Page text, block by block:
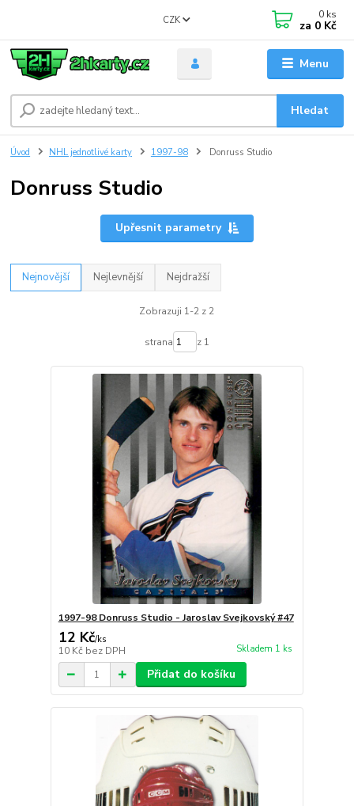
Menu
CZK
Hledat
0 ks
za 0 Kč
Úvod NHL jednotlivé karty 1997-98 Donruss Studio
Donruss Studio
Upřesnit parametry
Nejnovější Nejlevnější Nejdražší
Zobrazuji 1-2 z 2
strana z 1
1997-98 Donruss Studio - Jaroslav Svejkovský #47
12 Kč/ks
10 Kč bez DPH Skladem 1 ks
Přidat do košíku